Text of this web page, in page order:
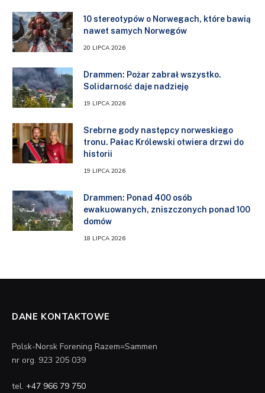
10 stereotypów o Norwegach, które bawią
nawet samych Norwegów
20 LIPCA 2026
Drammen: Pożar zabrał wszystko.
Solidarność daje nadzieję
19 LIPCA 2026
Srebrne gody następcy norweskiego
tronu. Pałac Królewski otwiera drzwi do
historii
19 LIPCA 2026
Drammen: Ponad 400 osób
ewakuowanych, zniszczonych ponad 100
domów
18 LIPCA 2026
DANE KONTAKTOWE
Polsk-Norsk Forening Razem=Sammen
nr org. 923 205 039
tel. +47 966 79 750